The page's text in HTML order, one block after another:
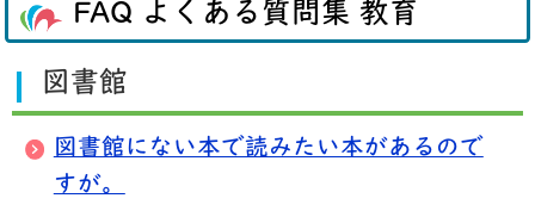
FAQ よくある質問集 教育
図書館
図書館にない本で読みたい本があるので
すが。